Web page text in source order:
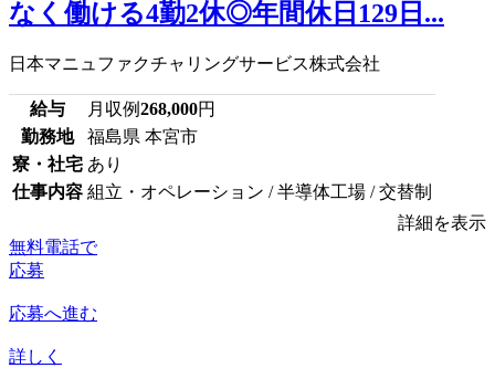
なく働ける4勤2休◎年間休日129日...
日本マニュファクチャリングサービス株式会社
給与 月収例268,000円
勤務地
福島県 本宮市
寮・社宅 あり
仕事内容 組立・オペレーション / 半導体工場 / 交替制
詳細を表示
無料電話で
応募
応募へ進む
詳しく